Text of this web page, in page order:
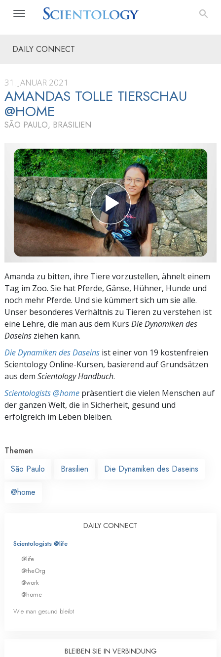
DAILY CONNECT
31. JANUAR 2021
AMANDAS TOLLE TIERSCHAU
@HOME
SÃO PAULO, BRASILIEN
Amanda zu bitten, ihre Tiere vorzustellen, ähnelt einem
Tag im Zoo. Sie hat Pferde, Gänse, Hühner, Hunde und
noch mehr Pferde. Und sie kümmert sich um sie alle.
Unser besonderes Verhältnis zu Tieren zu verstehen ist
eine Lehre, die man aus dem Kurs Die Dynamiken des
Daseins ziehen kann.
Die Dynamiken des Daseins ist einer von 19 kostenfreien
Scientology Online-Kursen, basierend auf Grundsätzen
aus dem Scientology Handbuch.
Scientologists @home präsentiert die vielen Menschen auf
der ganzen Welt, die in Sicherheit, gesund und
erfolgreich im Leben bleiben.
Themen
São Paulo
Brasilien Die Dynamiken des Daseins
@home
DAILY CONNECT
Scientologists @life
@life
@theOrg
@work
@home
Wie man gesund bleibt
BLEIBEN SIE IN VERBINDUNG